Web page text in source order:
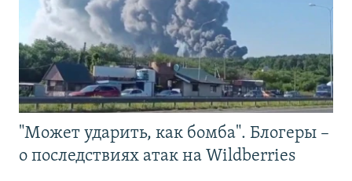
"Может ударить, как бомба". Блогеры –
о последствиях атак на Wildberries